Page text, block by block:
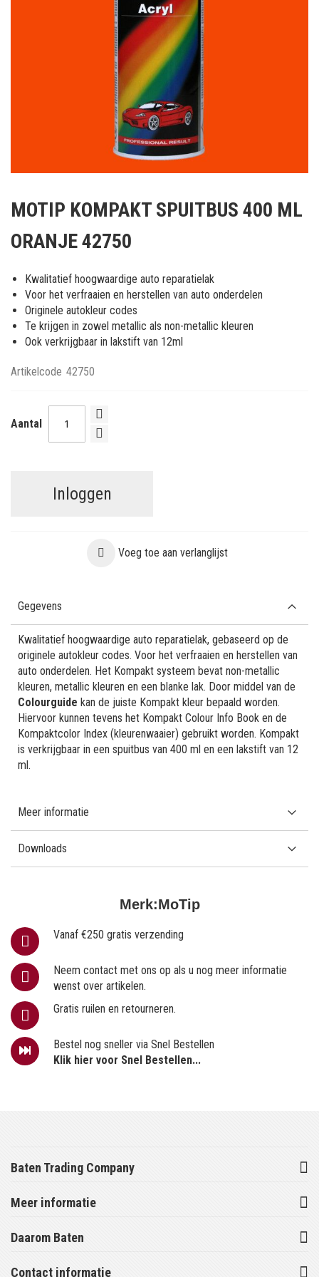
het
van
afbeeldingen-
gallerij
MOTIP KOMPAKT SPUITBUS 400 ML
ORANJE 42750
Kwalitatief hoogwaardige auto reparatielak
Voor het verfraaien en herstellen van auto onderdelen
Originele autokleur codes
Te krijgen in zowel metallic als non-metallic kleuren
Ook verkrijgbaar in lakstift van 12ml
Artikelcode 42750
Aantal
Inloggen
Voeg toe aan verlanglijst
Merk:MoTip
Vanaf €250 gratis verzending
Neem contact met ons op als u nog meer informatie
wenst over artikelen.
Gratis ruilen en retourneren.
Bestel nog sneller via Snel Bestellen
Klik hier voor Snel Bestellen...
Gegevens
Kwalitatief hoogwaardige auto reparatielak, gebaseerd op de
originele autokleur codes. Voor het verfraaien en herstellen van
auto onderdelen. Het Kompakt systeem bevat non-metallic
kleuren, metallic kleuren en een blanke lak. Door middel van de
Colourguide kan de juiste Kompakt kleur bepaald worden.
Hiervoor kunnen tevens het Kompakt Colour Info Book en de
Kompaktcolor Index (kleurenwaaier) gebruikt worden. Kompakt
is verkrijgbaar in een spuitbus van 400 ml en een lakstift van 12
ml.
Meer informatie
Downloads
Baten Trading Company
Meer informatie
Daarom Baten
Contact informatie